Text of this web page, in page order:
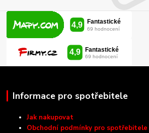
Informace pro spotřebitele
Jak nakupovat
Obchodní podmínky pro spotřebitele